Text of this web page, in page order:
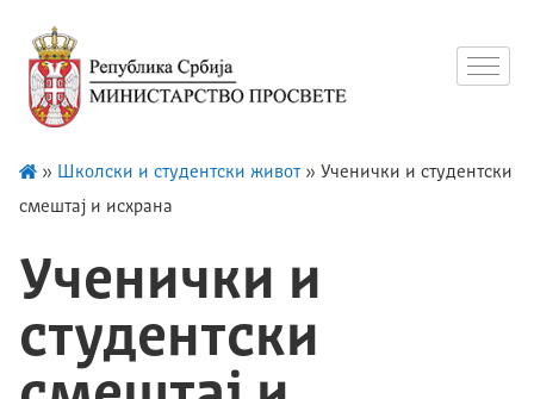
» Школски и студентски живот» Ученички и студентски
смештај и исхрана
Ученички и
студентски